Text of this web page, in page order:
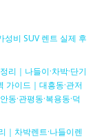
비 SUV 렌트 실제 후
리｜나들이·차박·단기
가이드｜대흥동·관저
동·관평동·복용동·덕
｜차박렌트·나들이렌